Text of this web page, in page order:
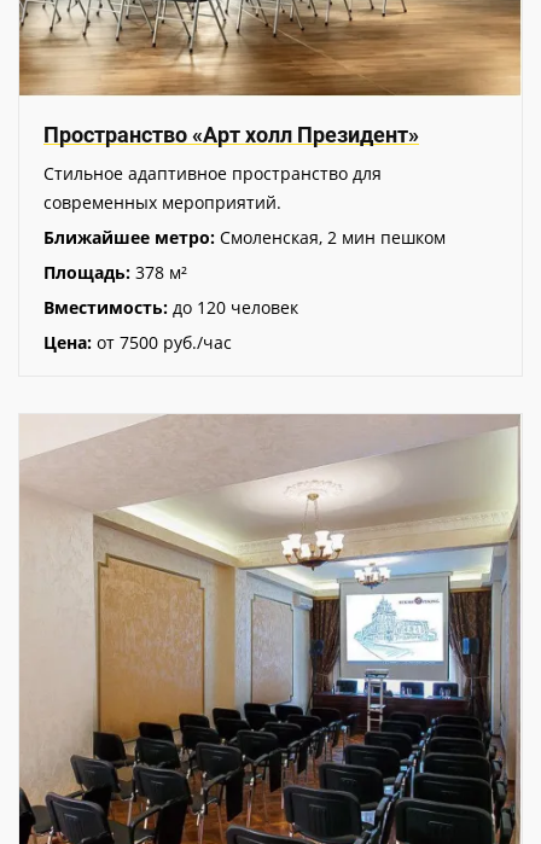
Пространство «Арт холл Президент»
Стильное адаптивное пространство для
современных мероприятий.
Ближайшее метро: Смоленская, 2 мин пешком
Площадь: 378 м²
Вместимость: до 120 человек
Цена: от 7500 руб./час